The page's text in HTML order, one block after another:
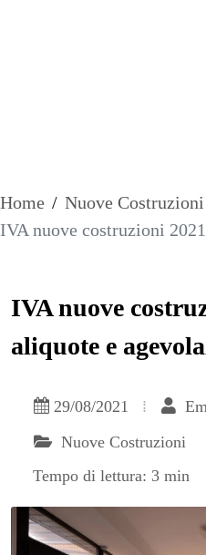
Home / Nuove Costruzioni
IVA nuove costruzioni
IVA nuove
aliquote e
29/08/2021
Nuove Costruzioni
Tempo di lettura: 3 min